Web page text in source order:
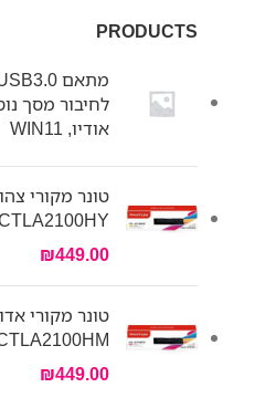
PRODUCTS
לחיבור מסך
אודיו, WIN11
₪449.00
₪449.00